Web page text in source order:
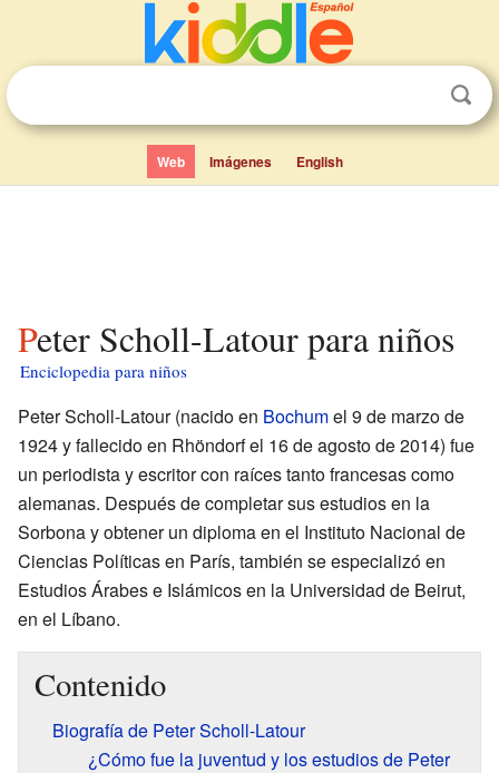
Web Imágenes English
Peter Scholl-Latour para niños
Enciclopedia para niños
Peter Scholl-Latour (nacido en Bochumel 9 de marzo de
1924 y fallecido en Rhöndorf el 16 de agosto de 2014) fue
un periodista y escritor con raíces tanto francesas como
alemanas. Después de completar sus estudios en la
Sorbona y obtener un diploma en el Instituto Nacional de
Ciencias Políticas en París, también se especializó en
Estudios Árabes e Islámicos en la Universidad de Beirut,
en el Líbano.
Contenido
Biografía de Peter Scholl-Latour
¿Cómo fue la juventud y los estudios de Peter